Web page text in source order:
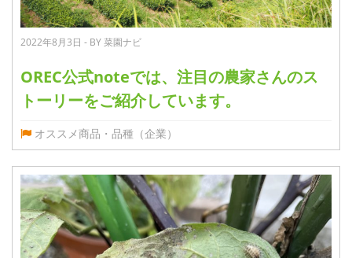
2022年8月3日 - BY 菜園ナビ
OREC公式noteでは、注目の農家さんのス
トーリーをご紹介しています。
オススメ商品・品種（企業）